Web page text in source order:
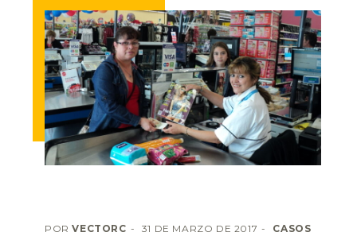
PORVECTORC 31 DE MARZO DE 2017
CASOS